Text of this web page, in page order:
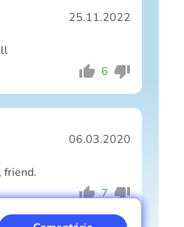
Comentário
25.11.2022
6
Eu sou uma garota
Comentário
06.03.2020
friend.
7
Eu sou uma garota